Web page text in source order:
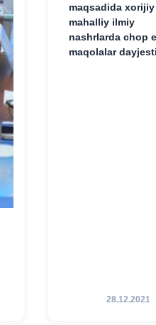
maqsadida xorijiy
mahalliy ilmiy
nashrlarda chop
maqolalar dayjesti
28.12.2021